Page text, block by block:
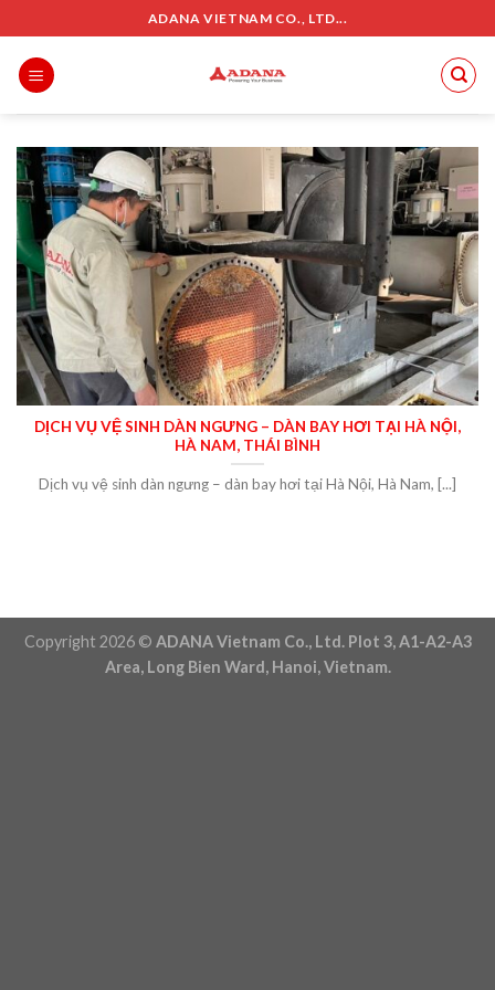
to
content
ADANA VIETNAM CO., LTD...
DỊCH VỤ VỆ SINH DÀN NGƯNG – DÀN BAY HƠI TẠI HÀ NỘI,
HÀ NAM, THÁI BÌNH
Dịch vụ vệ sinh dàn ngưng – dàn bay hơi tại Hà Nội, Hà Nam, [...]
Copyright 2026 © ADANA Vietnam Co., Ltd. Plot 3, A1-A2-A3
Area, Long Bien Ward, Hanoi, Vietnam.